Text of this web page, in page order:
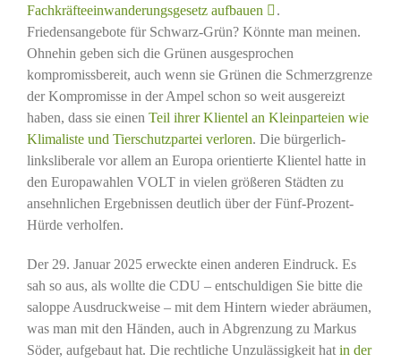
Fachkräfteeinwanderungsgesetz aufbauen
.
Friedensangebote für Schwarz-Grün? Könnte man meinen.
Ohnehin geben sich die Grünen ausgesprochen
kompromissbereit, auch wenn sie Grünen die Schmerzgrenze
der Kompromisse in der Ampel schon so weit ausgereizt
haben, dass sie einen Teil ihrer Klientel an Kleinparteien wie
Klimaliste und Tierschutzpartei verloren. Die bürgerlich-
linksliberale vor allem an Europa orientierte Klientel hatte in
den Europawahlen VOLT in vielen größeren Städten zu
ansehnlichen Ergebnissen deutlich über der Fünf-Prozent-
Hürde verholfen.
Der 29. Januar 2025 erweckte einen anderen Eindruck. Es
sah so aus, als wollte die CDU – entschuldigen Sie bitte die
saloppe Ausdruckweise – mit dem Hintern wieder abräumen,
was man mit den Händen, auch in Abgrenzung zu Markus
Söder, aufgebaut hat. Die rechtliche Unzulässigkeit hat in der